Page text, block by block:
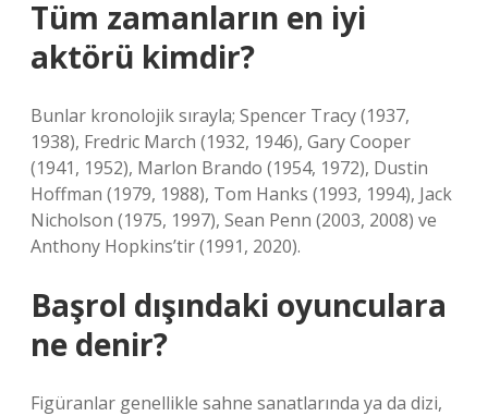
Tüm zamanların en iyi
aktörü kimdir?
Bunlar kronolojik sırayla; Spencer Tracy (1937,
1938), Fredric March (1932, 1946), Gary Cooper
(1941, 1952), Marlon Brando (1954, 1972), Dustin
Hoffman (1979, 1988), Tom Hanks (1993, 1994), Jack
Nicholson (1975, 1997), Sean Penn (2003, 2008) ve
Anthony Hopkins’tir (1991, 2020).
Başrol dışındaki oyunculara
ne denir?
Figüranlar genellikle sahne sanatlarında ya da dizi,